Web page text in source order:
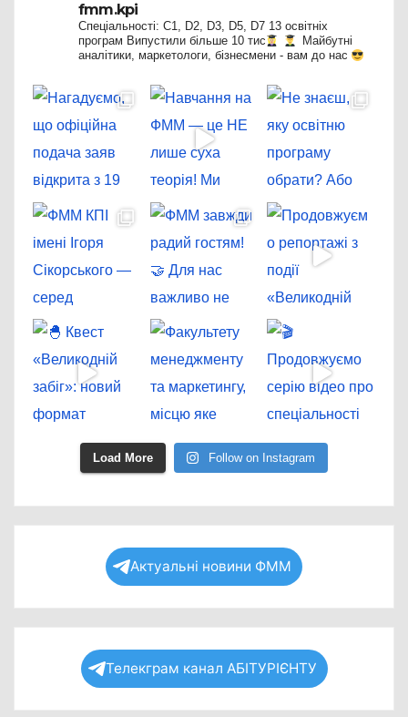
fmm.kpi
Спеціальності: C1, D2, D3, D5, D7 13 освітніх
програм Випустили більше 10 тис
Майбутні
аналітики, маркетологи, бізнесмени - вам до нас
Load More Follow on Instagram
Актуальні новини ФММ
Телекграм канал АБІТУРІЄНТУ